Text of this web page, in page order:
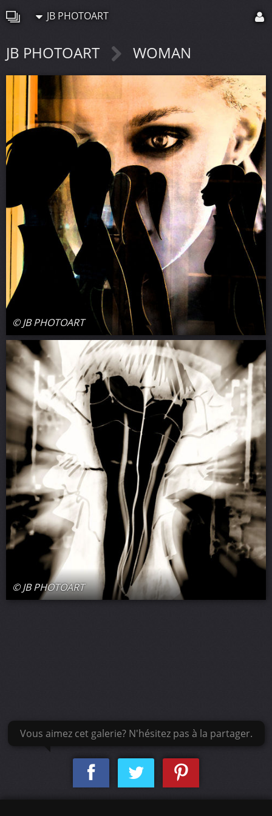
JB PHOTOART
JB PHOTOART WOMAN
© JB PHOTOART
© JB PHOTOART
Vous aimez cet galerie? N'hésitez pas à la partager.